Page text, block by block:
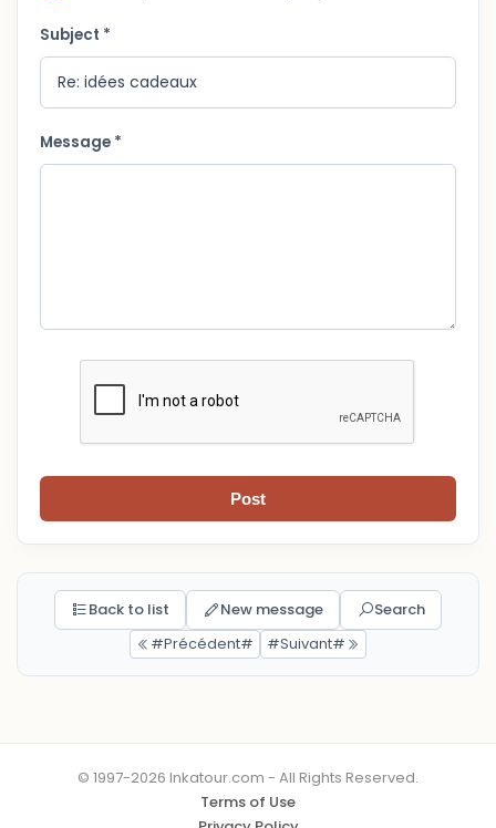
Subject *
Message *
Post
Back to list New message
Search
#Précédent#
#Suivant#
© 1997-2026 Inkatour.com - All Rights Reserved.
Terms of Use